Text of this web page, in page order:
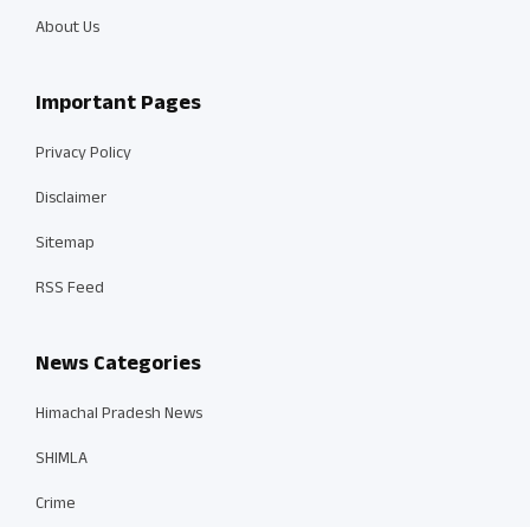
About Us
Important Pages
Privacy Policy
Disclaimer
Sitemap
RSS Feed
News Categories
Himachal Pradesh News
SHIMLA
Crime